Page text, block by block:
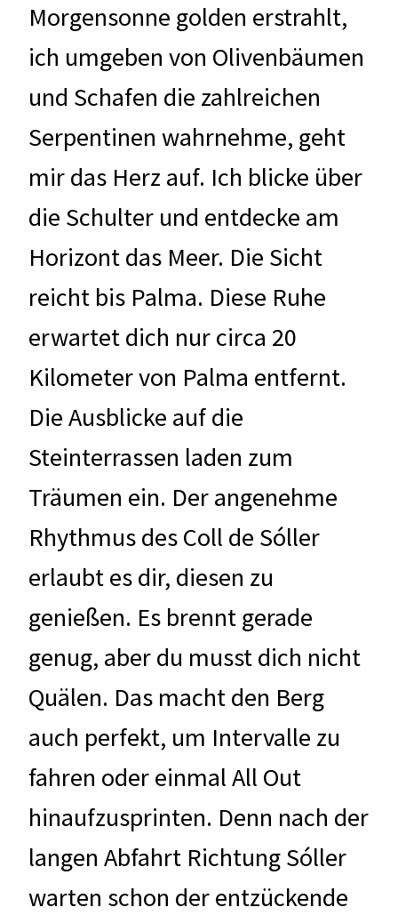
Morgensonne golden erstrahlt,
ich umgeben von Olivenbäumen
und Schafen die zahlreichen
Serpentinen wahrnehme, geht
mir das Herz auf. Ich blicke über
die Schulter und entdecke am
Horizont das Meer. Die Sicht
reicht bis Palma. Diese Ruhe
erwartet dich nur circa 20
Kilometer von Palma entfernt.
Die Ausblicke auf die
Steinterrassen laden zum
Träumen ein. Der angenehme
Rhythmus des Coll de Sóller
erlaubt es dir, diesen zu
genießen. Es brennt gerade
genug, aber du musst dich nicht
Quälen. Das macht den Berg
auch perfekt, um Intervalle zu
fahren oder einmal All Out
hinaufzusprinten. Denn nach der
langen Abfahrt Richtung Sóller
warten schon der entzückende